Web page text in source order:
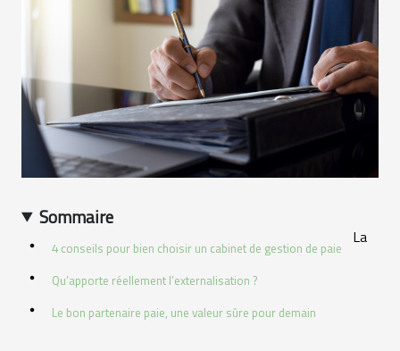
Sommaire
4 conseils pour bien choisir un cabinet de gestion de paie
Qu’apporte réellement l’externalisation ?
Le bon partenaire paie, une valeur sûre pour demain
La